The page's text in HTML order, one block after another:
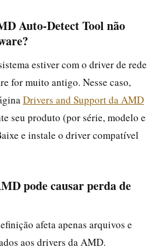
Auto-Detect Tool não
estiver com o driver de rede
for muito antigo. Nesse caso,
Drivers and Support da AMD
seu produto (por série, modelo e
e instale o driver compatível
pode causar perda de
afeta apenas arquivos e
aos drivers da AMD.